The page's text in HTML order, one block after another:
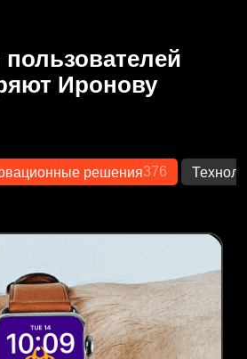
Иронову
решения376